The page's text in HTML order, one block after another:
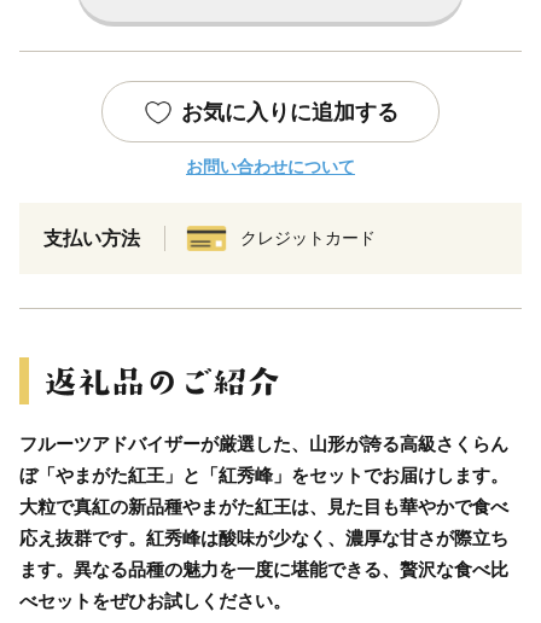
お気に入りに追加する
お問い合わせについて
支払い方法 クレジットカード
フルーツアドバイザーが厳選した、山形が誇る高級さくらん
ぼ「やまがた紅王」と「紅秀峰」をセットでお届けします。
大粒で真紅の新品種やまがた紅王は、見た目も華やかで食べ
応え抜群です。紅秀峰は酸味が少なく、濃厚な甘さが際立ち
ます。異なる品種の魅力を一度に堪能できる、贅沢な食べ比
べセットをぜひお試しください。